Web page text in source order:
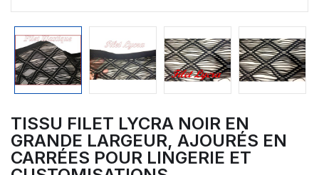
TISSU FILET LYCRA NOIR EN
GRANDE LARGEUR, AJOURÉS EN
CARRÉES POUR LINGERIE ET